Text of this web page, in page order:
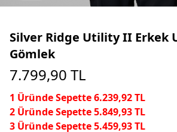
Silver Ridge Utility II Erkek
Gömlek
7.799,90 TL
1 Üründe Sepette 6.239,92 TL
2 Üründe Sepette 5.849,93 TL
3 Üründe Sepette 5.459,93 TL